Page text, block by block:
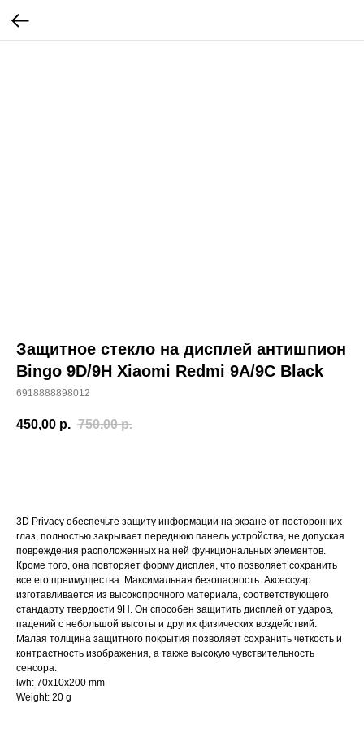
Защитное стекло на дисплей антишпион
Bingo 9D/9H Xiaomi Redmi 9A/9C Black
6918888898012
450,00 р. 750,00 р.
3D Privacy обеспечьте защиту информации на экране от посторонних
глаз, полностью закрывает переднюю панель устройства, не допуская
повреждения расположенных на ней функциональных элементов.
Кроме того, она повторяет форму дисплея, что позволяет сохранить
все его преимущества. Максимальная безопасность. Аксессуар
изготавливается из высокопрочного материала, соответствующего
стандарту твердости 9H. Он способен защитить дисплей от ударов,
падений с небольшой высоты и других физических воздействий.
Малая толщина защитного покрытия позволяет сохранить четкость и
контрастность изображения, а также высокую чувствительность
сенсора.
lwh: 70x10x200 mm
Weight: 20 g